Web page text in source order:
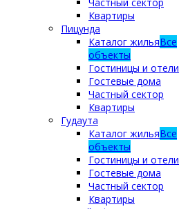
Квартиры
Пицунда
Каталог жильяВсе
объекты
Гостиницы и отели
Гостевые дома
Частный сектор
Квартиры
Гудаута
Каталог жильяВсе
объекты
Гостиницы и отели
Гостевые дома
Частный сектор
Квартиры